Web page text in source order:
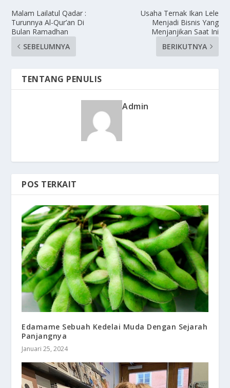
Malam Lailatul Qadar :
Turunnya Al-Qur’an Di
Bulan Ramadhan
SEBELUMNYA
Usaha Ternak Ikan Lele
Menjadi Bisnis Yang
Menjanjikan Saat Ini
BERIKUTNYA
TENTANG PENULIS
Admin
POS TERKAIT
Edamame Sebuah Kedelai Muda Dengan Sejarah
Panjangnya
Januari 25, 2024